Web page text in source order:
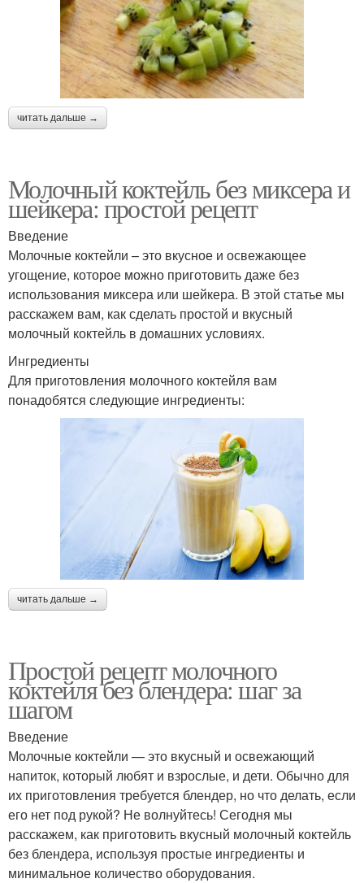
читать дальше →
Молочный коктейль без миксера и
шейкера: простой рецепт
Введение
Молочные коктейли – это вкусное и освежающее
угощение, которое можно приготовить даже без
использования миксера или шейкера. В этой статье мы
расскажем вам, как сделать простой и вкусный
молочный коктейль в домашних условиях.
Ингредиенты
Для приготовления молочного коктейля вам
понадобятся следующие ингредиенты:
читать дальше →
Простой рецепт молочного
коктейля без блендера: шаг за
шагом
Введение
Молочные коктейли — это вкусный и освежающий
напиток, который любят и взрослые, и дети. Обычно для
их приготовления требуется блендер, но что делать, если
его нет под рукой? Не волнуйтесь! Сегодня мы
расскажем, как приготовить вкусный молочный коктейль
без блендера, используя простые ингредиенты и
минимальное количество оборудования.